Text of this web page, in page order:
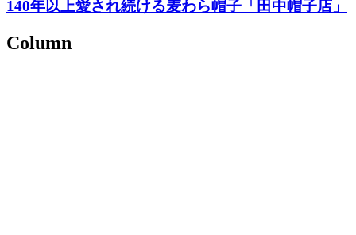
140年以上愛され続ける麦わら帽子「田中帽子店」
Column